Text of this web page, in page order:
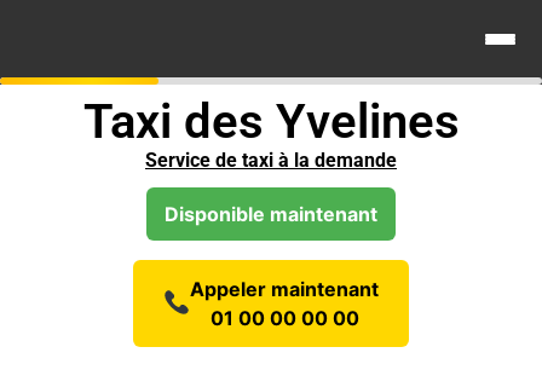
Taxi des Yvelines
Service de taxi à la demande
Disponible maintenant
Appeler maintenant
01 00 00 00 00